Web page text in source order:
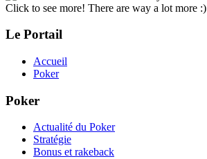
Click to see more! There are way a lot more :)
Le Portail
Accueil
Poker
Poker
Actualité du Poker
Stratégie
Bonus et rakeback